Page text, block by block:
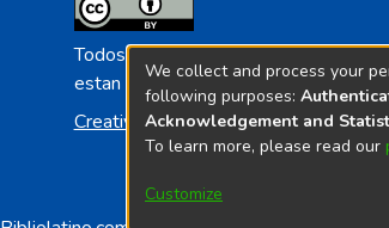
Todos los contenidos de
estan licenciados bajo
Creative Commoms License
We collect and process your
following purposes:
Acknowledgement and
To learn more, please read our
Customize